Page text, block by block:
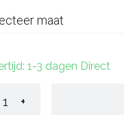
maat
1-3 dagen Direct
+